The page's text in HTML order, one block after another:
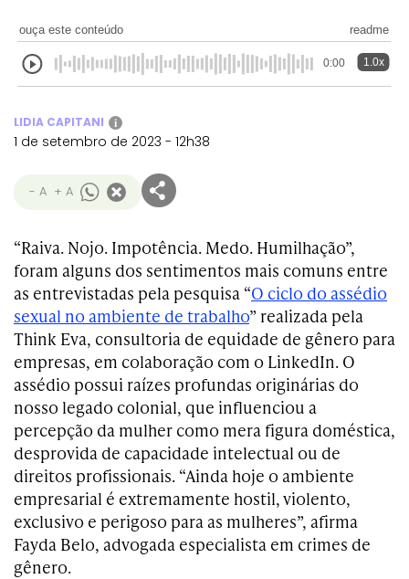
ouça este conteúdo readme
0:00 1.0x
LIDIA CAPITANI i
1 de setembro de 2023 - 12h38
- A + A
“Raiva. Nojo. Impotência. Medo. Humilhação”,
foram alguns dos sentimentos mais comuns entre
as entrevistadas pela pesquisa “O ciclo do assédio
sexual no ambiente de trabalho” realizada pela
Think Eva, consultoria de equidade de gênero para
empresas, em colaboração com o LinkedIn. O
assédio possui raízes profundas originárias do
nosso legado colonial, que influenciou a
percepção da mulher como mera figura doméstica,
desprovida de capacidade intelectual ou de
direitos profissionais. “Ainda hoje o ambiente
empresarial é extremamente hostil, violento,
exclusivo e perigoso para as mulheres”, afirma
Fayda Belo, advogada especialista em crimes de
gênero.